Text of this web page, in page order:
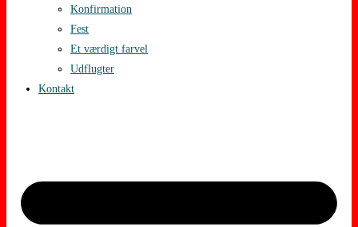
Konfirmation
Fest
Et værdigt farvel
Udflugter
Kontakt